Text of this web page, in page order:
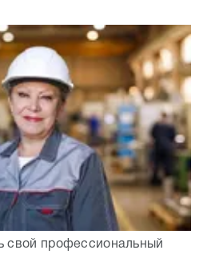
свой профессиональный